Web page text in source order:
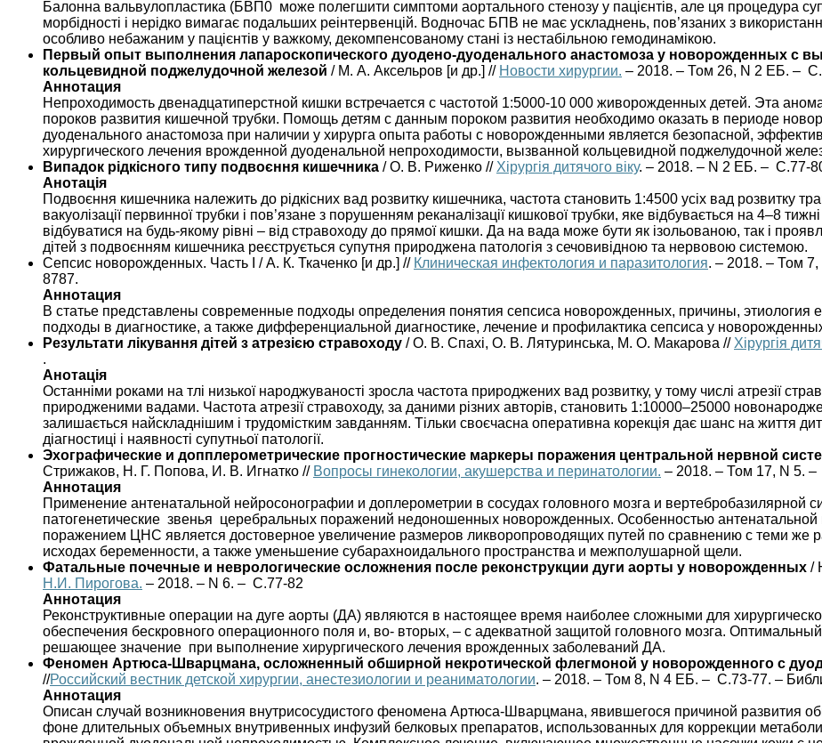
Балонна вальвулопластика (БВП0 може полегшити симптоми аортального стенозу у пацієнтів, але ця процедура
морбідності і нерідко вимагає подальших реінтервенцій. Водночас БПВ не має ускладнень, пов’язаних з
особливо небажаним у пацієнтів у важкому, декомпенсованому стані із нестабільною гемодинамікою.
Первый опыт выполнения лапароскопического дуодено-дуоденального анастомоза у новорожденных с
кольцевидной поджелудочной железой / М. А. Аксельров [и др.] // Новости хирургии. – 2018. – Том 26, N 2 ЕБ. –
Аннотация
Непроходимость двенадцатиперстной кишки встречается с частотой 1:5000-10 000 живорожденных детей. Эта
пороков развития кишечной трубки. Помощь детям с данным пороком развития необходимо оказать в периоде
дуоденального анастомоза при наличии у хирурга опыта работы с новорожденными является безопасной,
хирургического лечения врожденной дуоденальной непроходимости, вызванной кольцевидной поджелудочной
Випадок рідкісного типу подвоєння кишечника / О. В. Риженко // Хірургія дитячого віку. – 2018. – N 2 ЕБ. – С.77-
Анотація
Подвоєння кишечника належить до рідкісних вад розвитку кишечника, частота становить 1:4500 усіх вад розвитку
вакуолізації первинної трубки і пов’язане з порушенням реканалізації кишкової трубки, яке відбувається на 4–8
відбуватися на будь-якому рівні – від стравоходу до прямої кишки. Да на вада може бути як ізольованою, так і
дітей з подвоєнням кишечника реєструється супутня природжена патологія з сечовивідною та нервовою системою.
Сепсис новорожденных. Часть І / А. К. Ткаченко [и др.] // Клиническая инфектология и паразитология. – 2018. – Том
8787.
Аннотация
В статье представлены современные подходы определения понятия сепсиса новорожденных, причины, этиология
подходы в диагностике, а также дифференциальной диагностике, лечение и профилактика сепсиса у
Результати лікування дітей з атрезією стравоходу / О. В. Спахі, О. В. Лятуринська, М. О. Макарова // Хірургія
.
Анотація
Останніми роками на тлі низької народжуваності зросла частота природжених вад розвитку, у тому числі атрезії
природженими вадами. Частота атрезії стравоходу, за даними різних авторів, становить 1:10000–25000
залишається найскладнішим і трудомістким завданням. Тільки своєчасна оперативна корекція дає шанс на життя
діагностиці і наявності супутньої патології.
Эхографические и допплерометрические прогностические маркеры поражения центральной нервной
Стрижаков, Н. Г. Попова, И. В. Игнатко // Вопросы гинекологии, акушерства и перинатологии. – 2018. – Том 17, N 5.
Аннотация
Применение антенатальной нейросонографии и доплерометрии в сосудах головного мозга и вертебробазилярной
патогенетические звенья церебральных поражений недоношенных новорожденных. Особенностью
поражением ЦНС является достоверное увеличение размеров ликворопроводящих путей по сравнению с теми же
исходах беременности, а также уменьшение субарахноидального пространства и межполушарной щели.
Фатальные почечные и неврологические осложнения после реконструкции дуги аорты у новорожденных /
Н.И. Пирогова. – 2018. – N 6. – С.77-82
Аннотация
Реконструктивные операции на дуге аорты (ДА) являются в настоящее время наиболее сложными для
обеспечения бескровного операционного поля и, во- вторых, – с адекватной защитой головного мозга.
решающее значение при выполнение хирургического лечения врожденных заболеваний ДА.
Феномен Артюса-Шварцмана, осложненный обширной некротической флегмоной у новорожденного с
//Российский вестник детской хирургии, анестезиологии и реаниматологии. – 2018. – Том 8, N 4 ЕБ. – С.73-77. –
Аннотация
Описан случай возникновения внутрисосудистого феномена Артюса-Шварцмана, явившегося причиной развития
фоне длительных объемных внутривенных инфузий белковых препаратов, использованных для коррекции